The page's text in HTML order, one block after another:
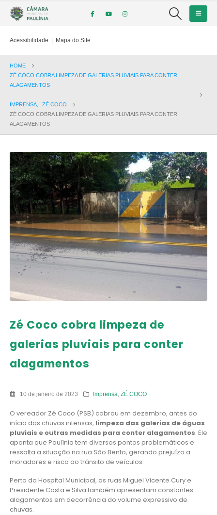
Acessibilidade | Mapa do Site
HOME
ZÉ COCO COBRA LIMPEZA DE GALERIAS PLUVIAIS PARA CONTER
ALAGAMENTOS
IMPRENSA
ZÉ COCO
ZÉ COCO COBRA LIMPEZA DE GALERIAS PLUVIAIS PARA CONTER
ALAGAMENTOS
Zé Coco cobra limpeza de
galerias pluviais para conter
alagamentos
10 de janeiro de 2023 Imprensa ,ZÉ COCO
O vereador Zé Coco (PSB) cobrou em dezembro, antes do
início das chuvas intensas, limpeza das galerias de águas
pluviais e outras medidas para conter alagamentos. Ele
aponta que Paulínia tem diversos pontos problemáticos e
ressalta a situação na rua São Bento, gerando prejuízo a
moradores e risco ao trânsito de veículos.
Perto do Hospital Municipal, as ruas Miguel Vicente Cury e
Presidente Costa e Silva também apresentam constantes
alagamentos em decorrência do volume expressivo de
chuvas.